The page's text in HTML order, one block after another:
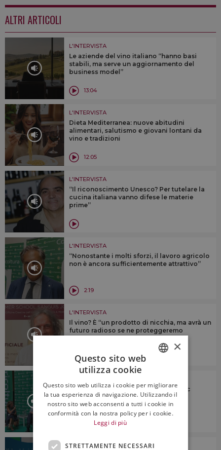
ALTRI ARTICOLI
L'INTERVISTA
Le aziende del vino italiano “hanno basi
stabili, ma serve un aggiornamento del
business model”
13:04
L'INTERVISTA
Dieta Mediterranea: nuove abitudini
alimentari, salutismo e giovani lontani da
vino e tradizioni
12:05
L'INTERVISTA
“Il riconoscimento Unesco? Per tutelare la
cucina italiana vanno difese le materie
prime”
L'INTERVISTA
“Nonostante i molti sforzi, il lavoro agricolo
non è ancora sufficientemente attrattivo”
2:19
L'INTERVISTA
Il vino? È “un prodotto di nicchia, ma avrà un
futuro radioso se ne proteggeremo
All’agricoltura europea serve una Pac
“forte, con più risorse e senza
rinazionalizzazione”
L'INTERVISTA
ENGLISH
×
Questo sito web
utilizza cookie
Questo sito web utilizza i cookie per migliorare
la tua esperienza di navigazione. Utilizzando il
nostro sito web acconsenti a tutti i cookie in
conformità con la nostra policy per i cookie.
Leggi di più
STRETTAMENTE NECESSARI